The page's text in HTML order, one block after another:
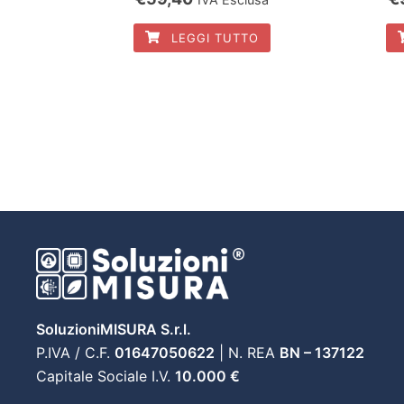
prezzo
originale
prezzo
attuale
LEGGI TUTTO
SoluzioniMISURA S.r.l.
P.IVA / C.F. 01647050622 | N. REA BN – 137122
Capitale Sociale I.V. 10.000 €